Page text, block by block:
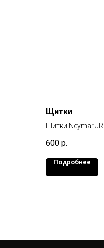
Щитки
Щитки Neymar JR
600 р.
Подробнее